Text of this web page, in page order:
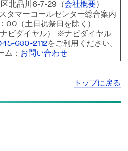
北品川6-7-29（会社概要）
タマーコールセンター総合案内
00（土日祝祭日を除く）
ナビダイヤル） ※ナビダイヤル
680-2112をご利用ください。
ム： お問い合わせ
トップに戻る